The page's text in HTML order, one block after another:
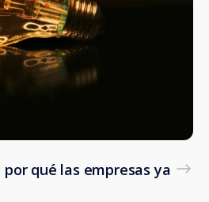
qué las empresas ya